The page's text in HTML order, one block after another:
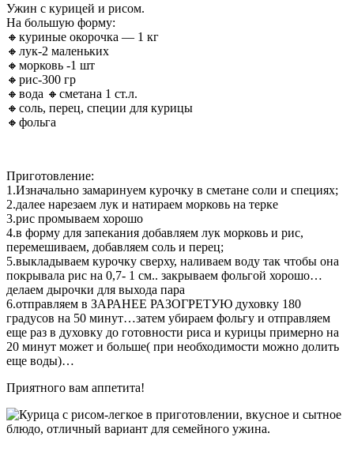
Ужин с курицей и рисом.
На большую форму:
🔸куриные окорочка — 1 кг
🔸лук-2 маленьких
🔸морковь -1 шт
🔸рис-300 гр
🔸вода 🔸сметана 1 ст.л.
🔸соль, перец, специи для курицы
🔸фольга
Приготовление:
1.Изначально замаринуем курочку в сметане соли и специях;
2.далее нарезаем лук и натираем морковь на терке
3.рис промываем хорошо
4.в форму для запекания добавляем лук морковь и рис,
перемешиваем, добавляем соль и перец;
5.выкладываем курочку сверху, наливаем воду так чтобы она
покрывала рис на 0,7- 1 см.. закрываем фольгой хорошо…
делаем дырочки для выхода пара
6.отправляем в ЗАРАНЕЕ РАЗОГРЕТУЮ духовку 180
градусов на 50 минут…затем убираем фольгу и отправляем
еще раз в духовку до готовности риса и курицы примерно на
20 минут может и больше( при необходимости можно долить
еще воды)…
Приятного вам аппетита!